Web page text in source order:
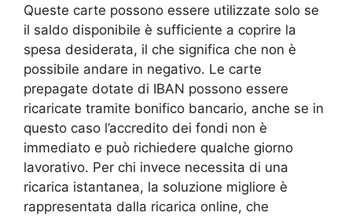
Queste carte possono essere utilizzate solo se
il saldo disponibile è sufficiente a coprire la
spesa desiderata, il che significa che non è
possibile andare in negativo. Le carte
prepagate dotate di IBAN possono essere
ricaricate tramite bonifico bancario, anche se in
questo caso l’accredito dei fondi non è
immediato e può richiedere qualche giorno
lavorativo. Per chi invece necessita di una
ricarica istantanea, la soluzione migliore è
rappresentata dalla ricarica online, che